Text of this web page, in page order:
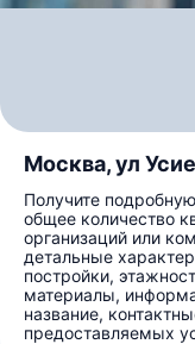
Москва, ул
Получите
общее количество
организаций или
детальные
постройки,
материалы,
название,
предоставляемых